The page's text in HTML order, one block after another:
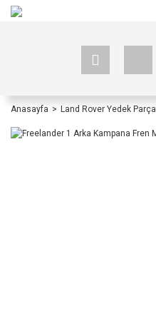
Anasayfa Land Rover Yedek Parça